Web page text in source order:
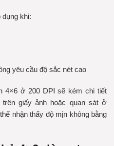
khi:
yêu cầu độ sắc nét cao
4×6 ở 200 DPI sẽ kém chi tiết
giấy ảnh hoặc quan sát ở
nhận thấy độ mịn không bằng